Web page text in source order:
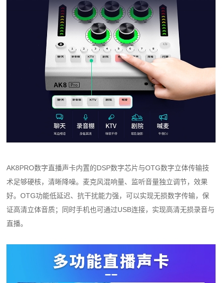
AK8PRO数字直播声卡内置的DSP数字芯片与OTG数字立体传输技
术足够硬核，清晰降噪。麦克风混响量、监听音量独立调节，效果
好。OTG功能低延迟、抗干扰能力强，可以实现无损数字传输，保
证高清立体音质；同时手机也可通过USB连接，实现高清无损录音与
直播。